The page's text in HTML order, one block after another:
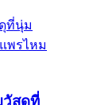
วัสดุที่